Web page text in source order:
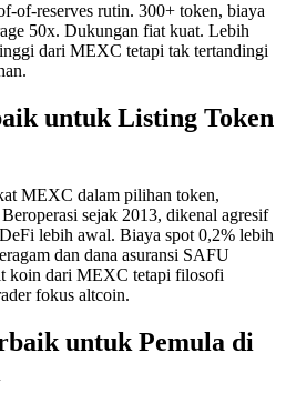
of-reserves rutin. 300+ token, biaya
50x. Dukungan fiat kuat. Lebih
dari MEXC tetapi tak tertandingi
untuk Listing Token
MEXC dalam pilihan token,
sejak 2013, dikenal agresif
lebih awal. Biaya spot 0,2% lebih
dan dana asuransi SAFU
koin dari MEXC tetapi filosofi
fokus altcoin.
untuk Pemula di